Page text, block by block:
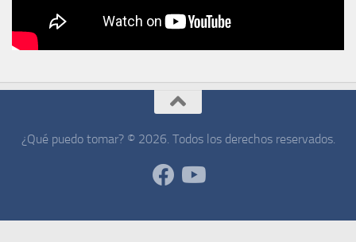
¿Qué puedo tomar? © 2026. Todos los derechos reservados.